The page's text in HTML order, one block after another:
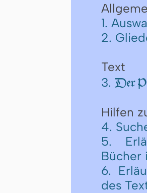
1.
2.
Text
3. Der
Hilfen
4.
5.
Bücher
6.
des